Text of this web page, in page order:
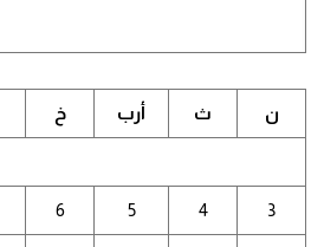
ن ث أرب خ
3
4
5
6